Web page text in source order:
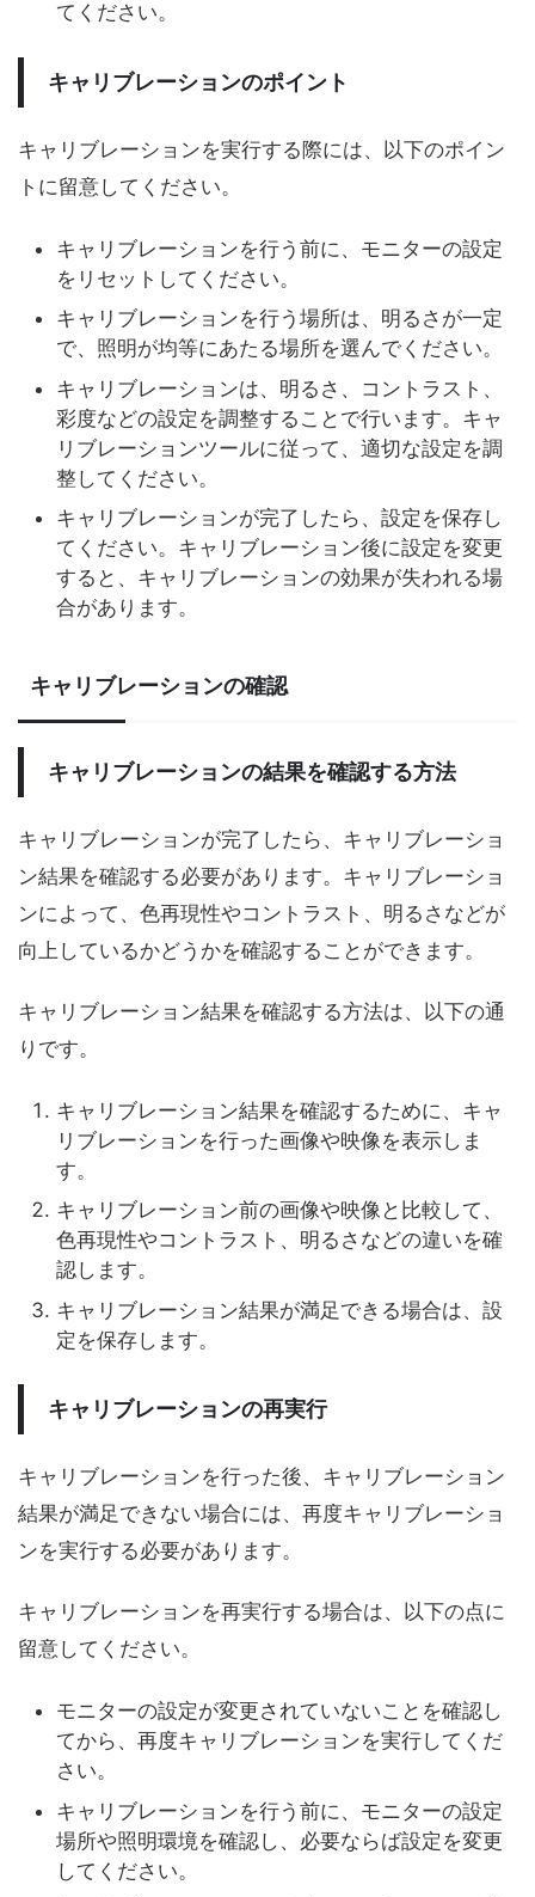
てください。
キャリブレーションのポイント
キャリブレーションを実行する際には、以下のポイン
トに留意してください。
キャリブレーションを行う前に、モニターの設定
をリセットしてください。
キャリブレーションを行う場所は、明るさが一定
で、照明が均等にあたる場所を選んでください。
キャリブレーションは、明るさ、コントラスト、
彩度などの設定を調整することで行います。キャ
リブレーションツールに従って、適切な設定を調
整してください。
キャリブレーションが完了したら、設定を保存し
てください。キャリブレーション後に設定を変更
すると、キャリブレーションの効果が失われる場
合があります。
キャリブレーションの確認
キャリブレーションの結果を確認する方法
キャリブレーションが完了したら、キャリブレーショ
ン結果を確認する必要があります。キャリブレーショ
ンによって、色再現性やコントラスト、明るさなどが
向上しているかどうかを確認することができます。
キャリブレーション結果を確認する方法は、以下の通
りです。
キャリブレーション結果を確認するために、キャ
リブレーションを行った画像や映像を表示しま
す。
キャリブレーション前の画像や映像と比較して、
色再現性やコントラスト、明るさなどの違いを確
認します。
キャリブレーション結果が満足できる場合は、設
定を保存します。
キャリブレーションの再実行
キャリブレーションを行った後、キャリブレーション
結果が満足できない場合には、再度キャリブレーショ
ンを実行する必要があります。
キャリブレーションを再実行する場合は、以下の点に
留意してください。
モニターの設定が変更されていないことを確認し
てから、再度キャリブレーションを実行してくだ
さい。
キャリブレーションを行う前に、モニターの設定
場所や照明環境を確認し、必要ならば設定を変更
してください。